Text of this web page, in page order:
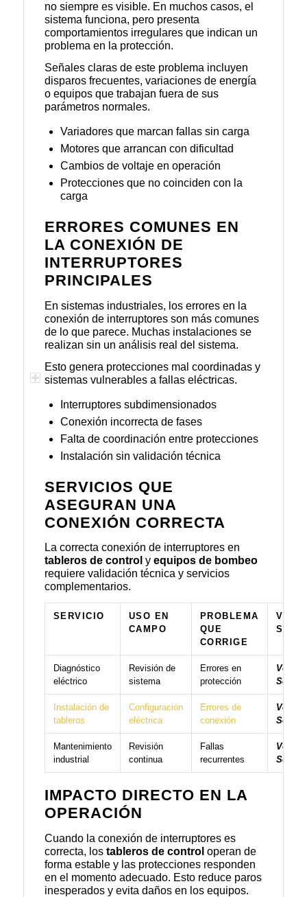
no siempre es visible. En muchos casos, el
sistema funciona, pero presenta
comportamientos irregulares que indican un
problema en la protección.
Señales claras de este problema incluyen
disparos frecuentes, variaciones de energía
o equipos que trabajan fuera de sus
parámetros normales.
Variadores que marcan fallas sin carga
Motores que arrancan con dificultad
Cambios de voltaje en operación
Protecciones que no coinciden con la
carga
ERRORES COMUNES EN
LA CONEXIÓN DE
INTERRUPTORES
PRINCIPALES
En sistemas industriales, los errores en la
conexión de interruptores son más comunes
de lo que parece. Muchas instalaciones se
realizan sin un análisis real del sistema.
Esto genera protecciones mal coordinadas y
sistemas vulnerables a fallas eléctricas.
Interruptores subdimensionados
Conexión incorrecta de fases
Falta de coordinación entre protecciones
Instalación sin validación técnica
SERVICIOS QUE
ASEGURAN UNA
CONEXIÓN CORRECTA
La correcta conexión de interruptores en
tableros de control y equipos de bombeo
requiere validación técnica y servicios
complementarios.
SERVICIO
USO EN
CAMPO
PROBLEMA
QUE
CORRIGE
VER
Diagnóstico
eléctrico
Revisión de
sistema
Errores en
protección
Ver
Instalación de
tableros
Configuración
eléctrica
Errores de
conexión
Ver
Mantenimiento
industrial
Revisión
continua
Fallas
recurrentes
Ver
IMPACTO DIRECTO EN LA
OPERACIÓN
Cuando la conexión de interruptores es
correcta, los tableros de control operan de
forma estable y las protecciones responden
en el momento adecuado. Esto reduce paros
inesperados y evita daños en los equipos.